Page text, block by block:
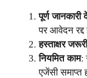
पूर्ण जानकारी
पर आवेदन
हस्ताक्षर जरूरी
नियमित काम:
एजेंसी समाप्त